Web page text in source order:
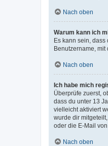
Nach oben
Warum kann ich
Es kann sein,
Benutzername,
Nach oben
Ich habe mich
Überprüfe zuerst,
dass du unter 13
vielleicht aktiviert
wurde dir
oder die E-Mail
Nach oben